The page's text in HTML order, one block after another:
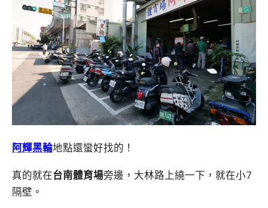
阿輝黑輪地點還蠻好找的！
真的就在台南體育場旁邊，大林路上繞一下，就在小7
隔壁。